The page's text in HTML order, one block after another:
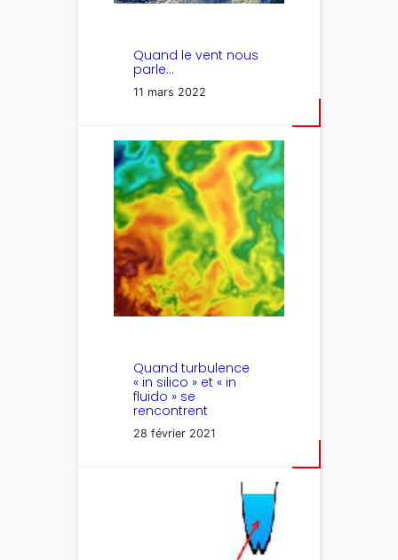
Quand le vent nous
parle…
11 mars 2022
Quand turbulence
« in silico » et « in
fluido » se
rencontrent
28 février 2021